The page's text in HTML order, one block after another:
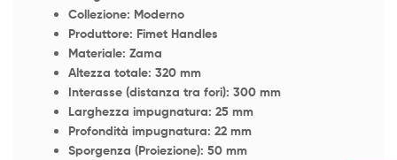
Collezione: Moderno
Produttore: Fimet Handles
Materiale: Zama
Altezza totale: 320 mm
Interasse (distanza tra fori): 300 mm
Larghezza impugnatura: 25 mm
Profondità impugnatura: 22 mm
Sporgenza (Proiezione): 50 mm